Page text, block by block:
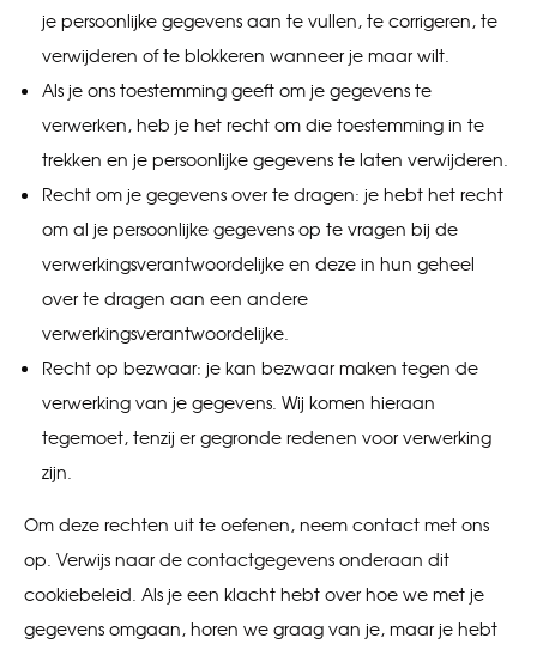
je persoonlijke gegevens aan te vullen, te corrigeren, te
verwijderen of te blokkeren wanneer je maar wilt.
Als je ons toestemming geeft om je gegevens te
verwerken, heb je het recht om die toestemming in te
trekken en je persoonlijke gegevens te laten verwijderen.
Recht om je gegevens over te dragen: je hebt het recht
om al je persoonlijke gegevens op te vragen bij de
verwerkingsverantwoordelijke en deze in hun geheel
over te dragen aan een andere
verwerkingsverantwoordelijke.
Recht op bezwaar: je kan bezwaar maken tegen de
verwerking van je gegevens. Wij komen hieraan
tegemoet, tenzij er gegronde redenen voor verwerking
zijn.
Om deze rechten uit te oefenen, neem contact met ons
op. Verwijs naar de contactgegevens onderaan dit
cookiebeleid. Als je een klacht hebt over hoe we met je
gegevens omgaan, horen we graag van je, maar je hebt